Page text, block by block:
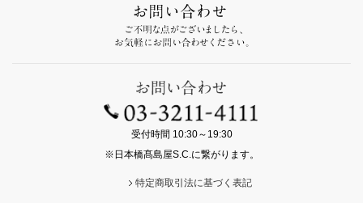
受付時間 10:30～19:30
※日本橋髙島屋S.C.に繋がります。
特定商取引法に基づく表記